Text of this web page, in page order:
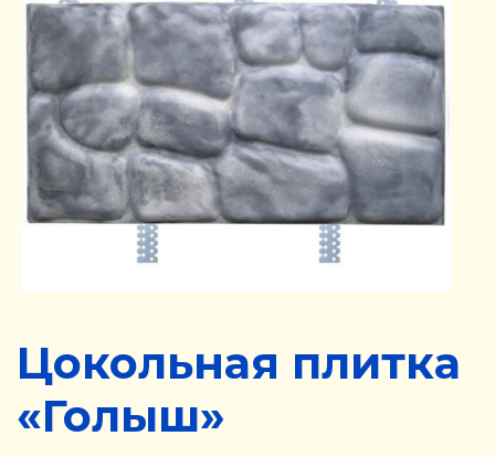
Цокольная плитка
«Голыш»